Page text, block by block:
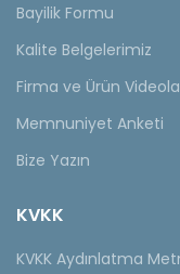
Bayilik Formu
Kalite Belgelerimiz
Firma ve Ürün
Memnuniyet Anketi
Bize Yazın
KVKK
KVKK Aydınlatma